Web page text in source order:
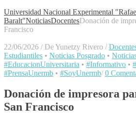
Universidad Nacional Experimental
Baralt"NoticiasDocentesDonación de
Francisco
22/06/2026 / De Yunetzy Rivero /
Estudiantiles • Noticias Posgrado •
#EducacionUniversitaria • #Informativo •
#PrensaUnermb • #SoyUnermb/ 0
Donación de impresora
San Francisco